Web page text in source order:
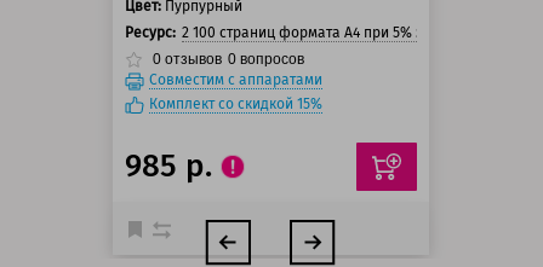
Цвет: Пурпурный
Ресурс: 2 100 страниц формата А4 при 5% заполнении
0 отзывов 0 вопросов
Совместим с аппаратами
Комплект со скидкой 15%
985 р.